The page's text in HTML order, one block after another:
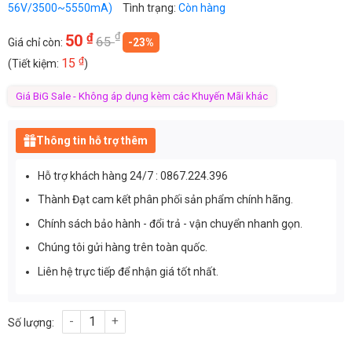
56V/3500~5550mA)
Tình trạng: Còn hàng
Giá chỉ còn: 50 ₫65₫
-23%
(Tiết kiệm: 15 ₫)
Giá BiG Sale - Không áp dụng kèm các Khuyến Mãi khác
Thông tin hỗ trợ thêm
Hỗ trợ khách hàng 24/7 : 0867.224.396
Thành Đạt cam kết phân phối sản phẩm chính hãng.
Chính sách bảo hành - đổi trả - vận chuyển nhanh gọn.
Chúng tôi gửi hàng trên toàn quốc.
Liên hệ trực tiếp để nhận giá tốt nhất.
Nguồn Meanwell XLG-200-H-AB (200W/27 ~ 56V/3500~5550mA)